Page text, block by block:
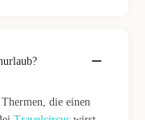
die einen